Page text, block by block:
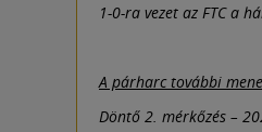
1-0-ra vezet az FTC a
A párharc további
Döntő 2. mérkőzés –